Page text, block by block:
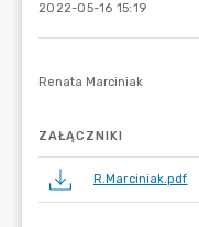
2022-05-16 15:19
ZAŁĄCZNIKI
R.Marciniak.pdf